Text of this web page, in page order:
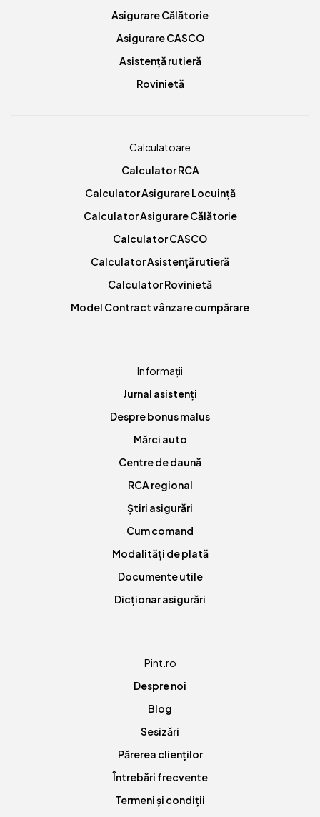
Asigurare Călătorie
Asigurare CASCO
Asistență rutieră
Rovinietă
Calculatoare
Calculator RCA
Calculator Asigurare Locuință
Calculator Asigurare Călătorie
Calculator CASCO
Calculator Asistență rutieră
Calculator Rovinietă
Model Contract vânzare cumpărare
Informații
Jurnal asistenți
Despre bonus malus
Mărci auto
Centre de daună
RCA regional
Știri asigurări
Cum comand
Modalități de plată
Documente utile
Dicționar asigurări
Pint.ro
Despre noi
Blog
Sesizări
Părerea clienților
Întrebări frecvente
Termeni și condiții